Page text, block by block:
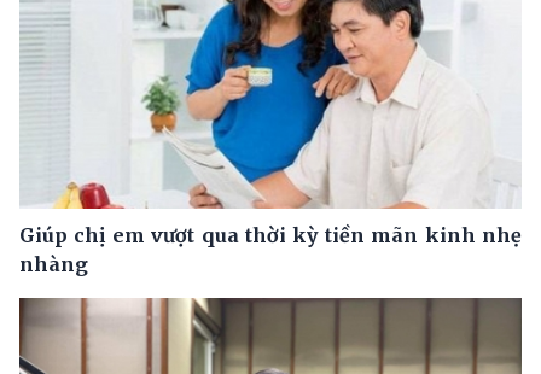
Giúp chị em vượt qua thời kỳ tiền mãn kinh nhẹ
nhàng